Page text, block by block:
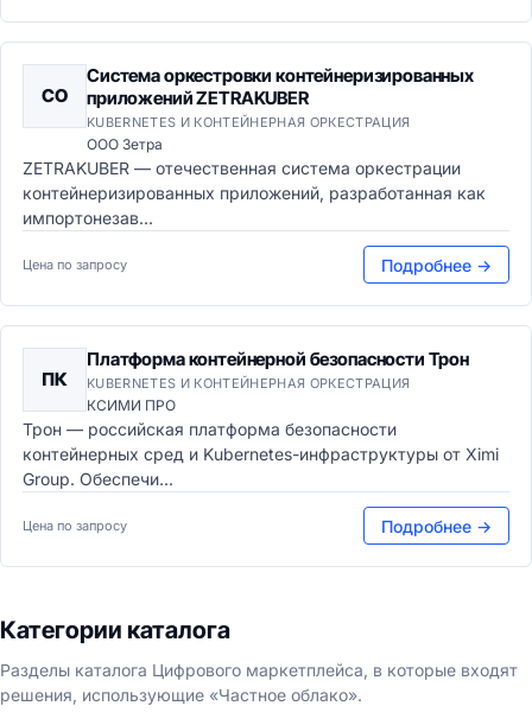
СО
Система оркестровки контейнеризированных
приложений ZETRAKUBER
KUBERNETES И КОНТЕЙНЕРНАЯ ОРКЕСТРАЦИЯ
ООО Зетра
ZETRAKUBER — отечественная система оркестрации
контейнеризированных приложений, разработанная как
импортонезав...
Цена по запросу Подробнее →
ПК
Платформа контейнерной безопасности Трон
KUBERNETES И КОНТЕЙНЕРНАЯ ОРКЕСТРАЦИЯ
КСИМИ ПРО
Трон — российская платформа безопасности
контейнерных сред и Kubernetes-инфраструктуры от Ximi
Group. Обеспечи...
Цена по запросу Подробнее →
Категории каталога
Разделы каталога Цифрового маркетплейса, в которые входят
решения, использующие «Частное облако».